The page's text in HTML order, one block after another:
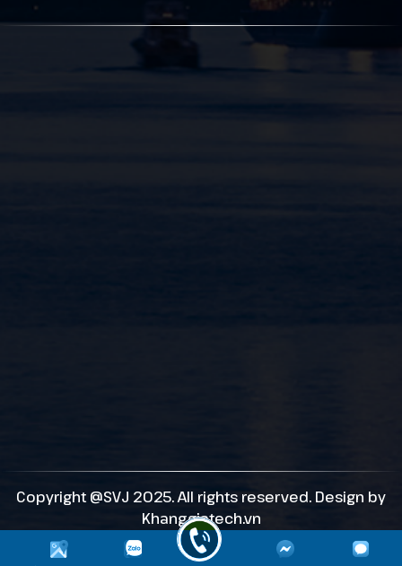
Copyright @SVJ 2025. All rights reserved. Design by
Khanggiatech.vn